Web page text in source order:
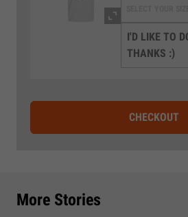
I'D LIKE TO
THANKS :)
CHECKOUT
More Stories